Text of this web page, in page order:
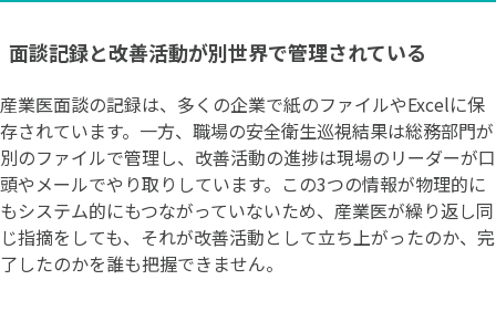
面談記録と改善活動が別世界で管理されている
産業医面談の記録は、多くの企業で紙のファイルやExcelに保
存されています。一方、職場の安全衛生巡視結果は総務部門が
別のファイルで管理し、改善活動の進捗は現場のリーダーが口
頭やメールでやり取りしています。この3つの情報が物理的に
もシステム的にもつながっていないため、産業医が繰り返し同
じ指摘をしても、それが改善活動として立ち上がったのか、完
了したのかを誰も把握できません。